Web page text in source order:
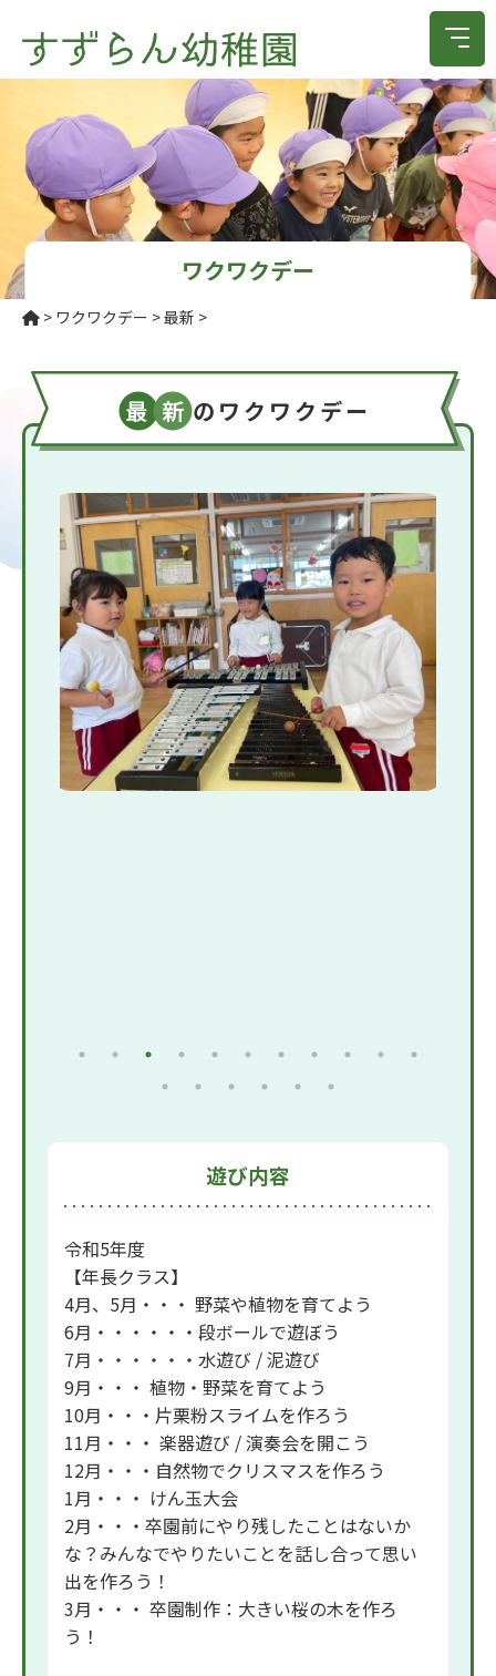
ワクワクデー
> ワクワクデー >最新 >
最 新 のワクワクデー
遊び内容
令和5年度
【年長クラス】
4月、5月・・・ 野菜や植物を育てよう
6月・・・・・・段ボールで遊ぼう
7月・・・・・・水遊び / 泥遊び
9月・・・ 植物・野菜を育てよう
10月・・・片栗粉スライムを作ろう
11月・・・ 楽器遊び / 演奏会を開こう
12月・・・自然物でクリスマスを作ろう
1月・・・ けん玉大会
2月・・・卒園前にやり残したことはないか
な？みんなでやりたいことを話し合って思い
出を作ろう！
3月・・・ 卒園制作：大きい桜の木を作ろ
う！